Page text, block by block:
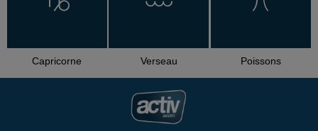
Capricorne Verseau Poissons